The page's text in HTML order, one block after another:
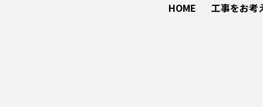
HOME 工事をお考